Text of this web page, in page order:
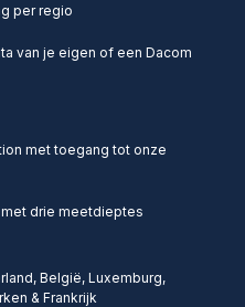
per regio
van je eigen of een Dacom
met toegang tot onze
drie meetdieptes
België, Luxemburg,
& Frankrijk